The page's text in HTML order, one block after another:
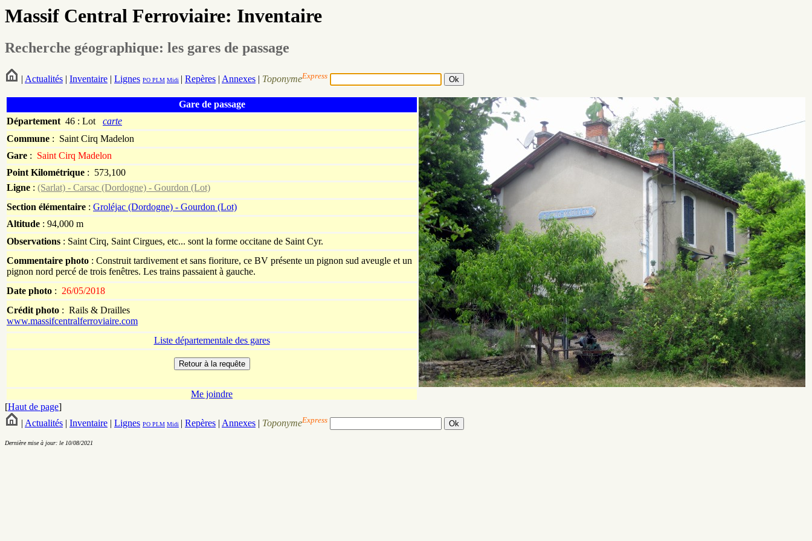
Massif Central Ferroviaire: Inventaire
Recherche géographique: les gares de passage
| Actualités | Inventaire | Lignes PO PLM Midi | Repères | Annexes | ToponymeExpress
Gare de passage
Département 46 : Lot carte
Commune : Saint Cirq Madelon
Gare : Saint Cirq Madelon
Point Kilométrique : 573,100
Ligne : (Sarlat) - Carsac (Dordogne) - Gourdon (Lot)
Section élémentaire : Groléjac (Dordogne) - Gourdon (Lot)
Altitude : 94,000 m
Observations : Saint Cirq, Saint Cirgues, etc... sont la forme occitane de Saint Cyr.
Commentaire photo : Construit tardivement et sans fioriture, ce BV présente un pignon sud aveugle et un
pignon nord percé de trois fenêtres. Les trains passaient à gauche.
Date photo : 26/05/2018
Crédit photo : Rails & Drailles
www.massifcentralferroviaire.com
Liste départementale des gares
Me joindre
[Haut de page]
| Actualités | Inventaire | Lignes PO PLM Midi | Repères | Annexes | ToponymeExpress
Dernière mise à jour: le 10/08/2021